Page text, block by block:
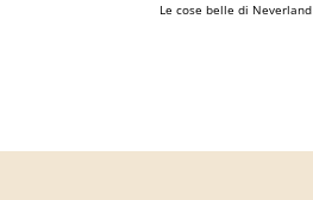
Le cose belle di Neverland